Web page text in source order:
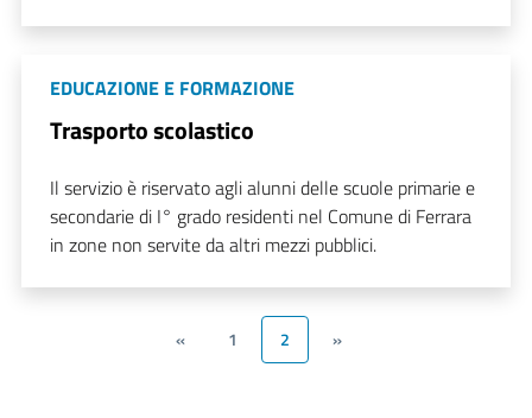
EDUCAZIONE E FORMAZIONE
Trasporto scolastico
Il servizio è riservato agli alunni delle scuole primarie e
secondarie di I° grado residenti nel Comune di Ferrara
in zone non servite da altri mezzi pubblici.
« 1 2 »